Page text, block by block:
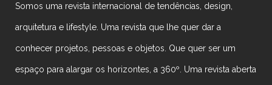
Somos uma revista internacional de tendências, design,
arquitetura e lifestyle. Uma revista que lhe quer dar a
conhecer projetos, pessoas e objetos. Que quer ser um
espaço para alargar os horizontes, a 360º. Uma revista aberta